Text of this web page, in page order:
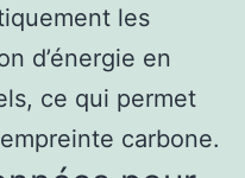
les
d’énergie en
ce qui permet
carbone.